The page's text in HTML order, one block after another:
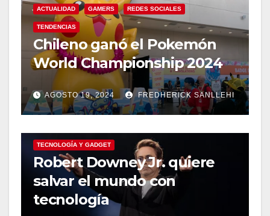
ACTUALIDAD GAMERS REDES SOCIALES
TENDENCIAS
Chileno ganó el Pokemón
World Championship 2024
AGOSTO 19, 2024 FREDHERICK SANLLEHI
TECNOLOGÍA Y GADGET
Robert Downey Jr. quiere
salvar el mundo con
tecnología